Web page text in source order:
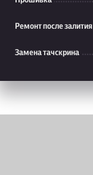
Ремонт после залития
Замена тачскрина